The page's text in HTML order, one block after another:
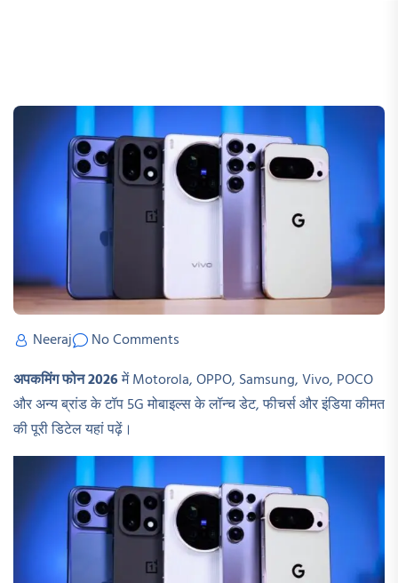
Neeraj
No Comments
अपकमिंग फोन 2026में Motorola, OPPO, Samsung, Vivo, POCO
और अन्य ब्रांड के टॉप 5G मोबाइल्स के लॉन्च डेट, फीचर्स और इंडिया कीमत
की पूरी डिटेल यहां पढ़ें।